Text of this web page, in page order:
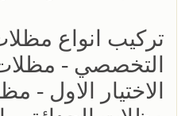
تركيب انواع
التخصصي -
الاختيار الاول -